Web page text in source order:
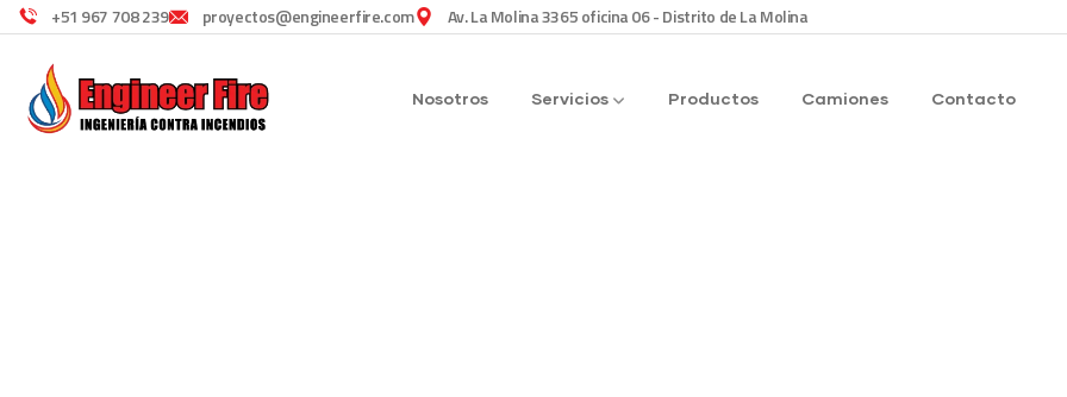
+51 967 708 239 proyectos@engineerfire.com Av. La Molina 3365 oficina 06 - Distrito de La Molina
Nosotros Servicios Productos Camiones Contacto